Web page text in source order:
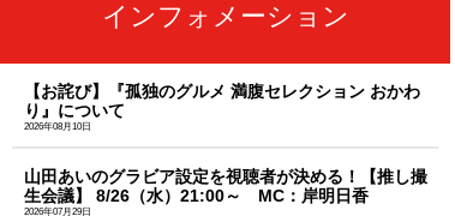
インフォメーション
【お詫び】『孤独のグルメ 満腹セレクション おかわ
り』について
2026年08月10日
山田あいのグラビア設定を視聴者が決める！【推し撮
生会議】 8/26（水）21:00～ MC：岸明日香
2026年07月29日